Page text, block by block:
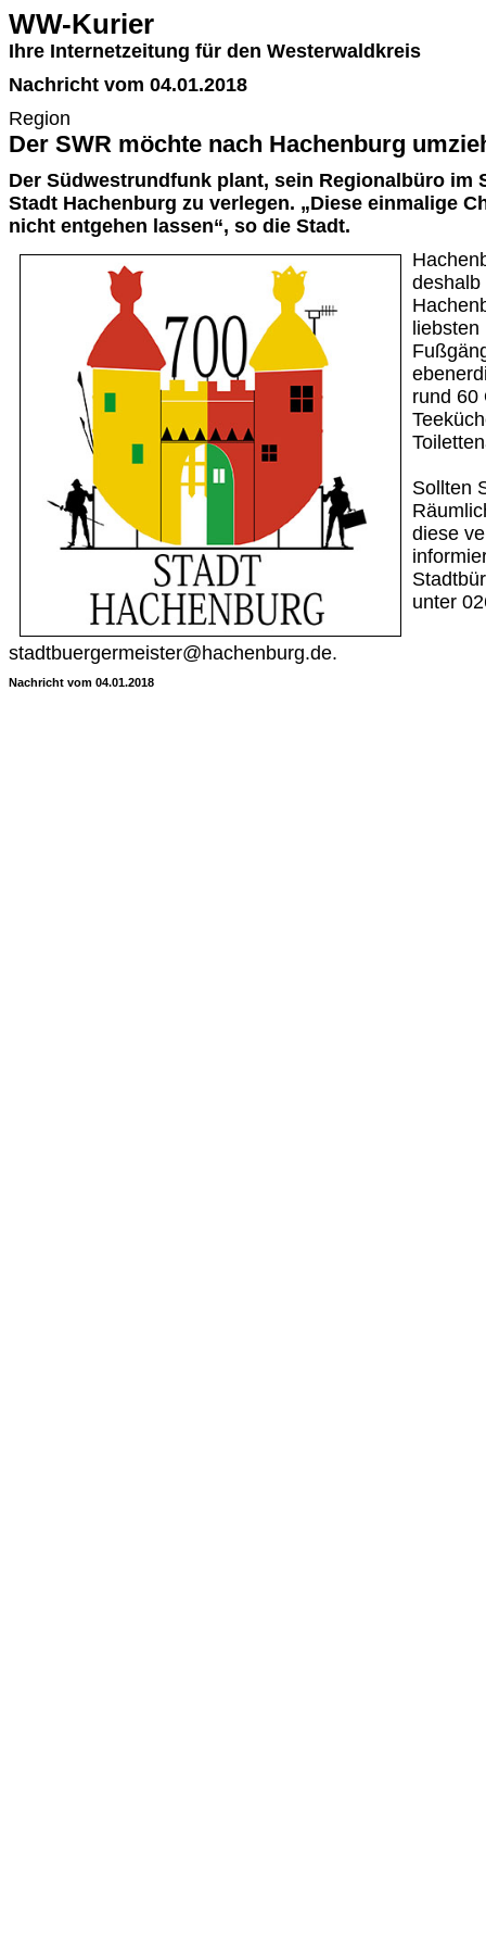
WW-Kurier
Ihre Internetzeitung für den Westerwaldkreis
Nachricht vom 04.01.2018
Region
Der SWR möchte nach Hachenburg
Der Südwestrundfunk plant, sein Regionalbüro im
Stadt Hachenburg zu verlegen. „Diese einmalige
nicht entgehen lassen“, so die Stadt.
deshalb
rund 60
Sollten
diese
unter
stadtbuergermeister@hachenburg.de.
Nachricht vom 04.01.2018